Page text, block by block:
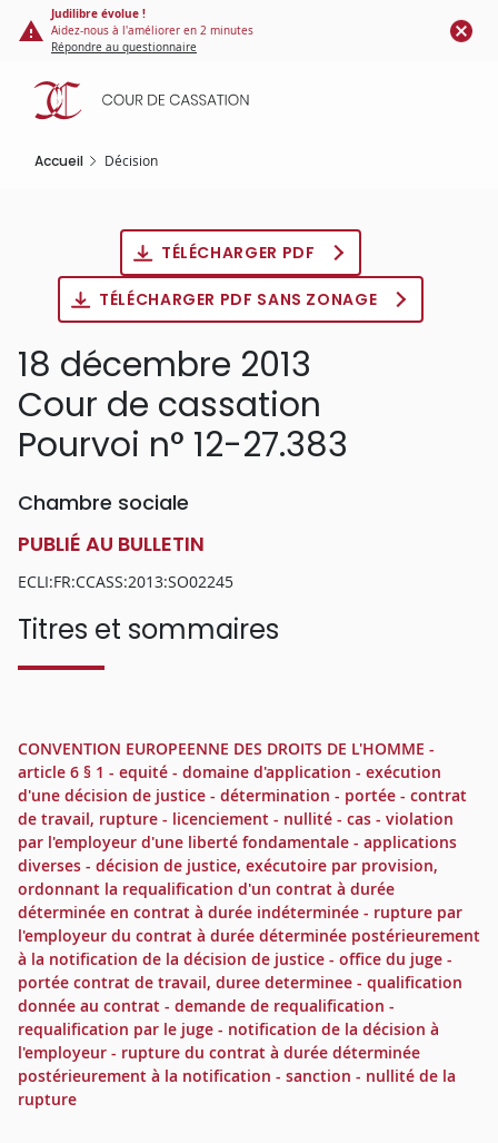
Panneau de gestion des cookies
contenu
principal
Judilibre évolue !
Aidez-nous à l'améliorer en 2 minutes
Répondre au questionnaire
Accueil Décision
TÉLÉCHARGER PDF
TÉLÉCHARGER PDF SANS ZONAGE
18 décembre 2013
Cour de cassation
Pourvoi n° 12-27.383
Chambre sociale
PUBLIÉ AU BULLETIN
ECLI:FR:CCASS:2013:SO02245
Titres et sommaires
CONVENTION EUROPEENNE DES DROITS DE L'HOMME -
article 6 § 1 - equité - domaine d'application - exécution
d'une décision de justice - détermination - portée - contrat
de travail, rupture - licenciement - nullité - cas - violation
par l'employeur d'une liberté fondamentale - applications
diverses - décision de justice, exécutoire par provision,
ordonnant la requalification d'un contrat à durée
déterminée en contrat à durée indéterminée - rupture par
l'employeur du contrat à durée déterminée postérieurement
à la notification de la décision de justice - office du juge -
portée contrat de travail, duree determinee - qualification
donnée au contrat - demande de requalification -
requalification par le juge - notification de la décision à
l'employeur - rupture du contrat à durée déterminée
postérieurement à la notification - sanction - nullité de la
rupture